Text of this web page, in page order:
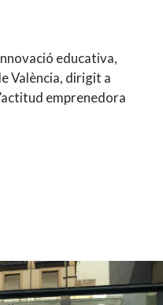
educativa,
València, dirigit a
emprenedora